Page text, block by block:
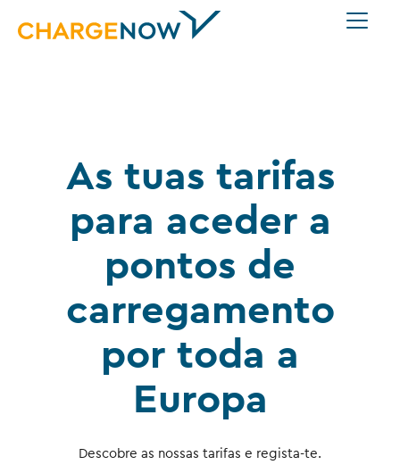
As tuas tarifas
para aceder a
pontos de
carregamento
por toda a
Europa
Descobre as nossas tarifas e regista-te.